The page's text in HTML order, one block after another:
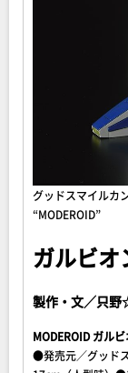
グッドスマイルカ
“MODEROID”
ガルビオ
製作・文／只
MODEROID ガル
●発売元／グッド